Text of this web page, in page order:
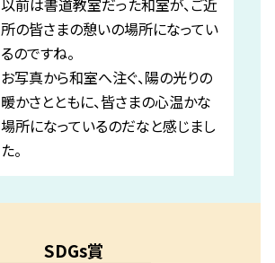
以前は書道教室だった和室が、ご近
所の皆さまの憩いの場所になってい
るのですね。
お写真から和室へ注ぐ、陽の光りの
暖かさとともに、皆さまの心温かな
場所になっているのだなと感じまし
た。
SDGs賞